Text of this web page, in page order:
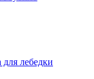
лебедки